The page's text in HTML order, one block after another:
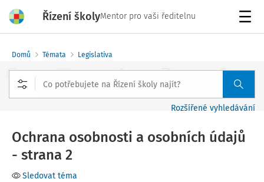
Řízení školyMentor pro vaši ředitelnu
Domů Témata Legislativa
Rozšířené vyhledávání
Ochrana osobnosti a osobních údajů
- strana 2
Sledovat téma